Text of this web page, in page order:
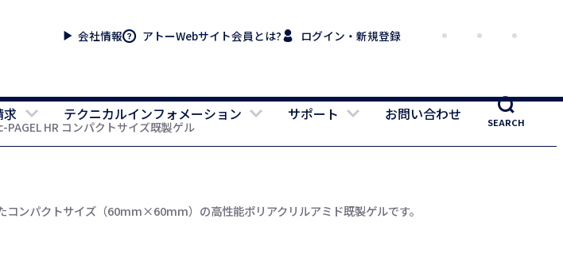
会社情報 アトーWebサイト会員とは? ログイン・新規登録
テクニカルインフォメーション サポート お問い合わせ SEARCH
PAGEL HR コンパクトサイズ既製ゲル
コンパクトサイズ（60mm×60mm）の高性能ポリアクリルアミド既製ゲルです。